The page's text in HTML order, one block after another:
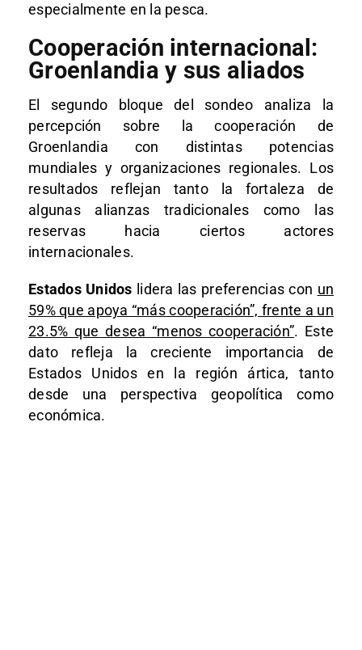
especialmente en la pesca.
Cooperación internacional:
Groenlandia y sus aliados
El segundo bloque del sondeo analiza la
percepción sobre la cooperación de
Groenlandia con distintas potencias
mundiales y organizaciones regionales. Los
resultados reflejan tanto la fortaleza de
algunas alianzas tradicionales como las
reservas hacia ciertos actores
internacionales.
Estados Unidos lidera las preferencias con un
59% que apoya “más cooperación”, frente a un
23.5% que desea “menos cooperación”. Este
dato refleja la creciente importancia de
Estados Unidos en la región ártica, tanto
desde una perspectiva geopolítica como
económica.